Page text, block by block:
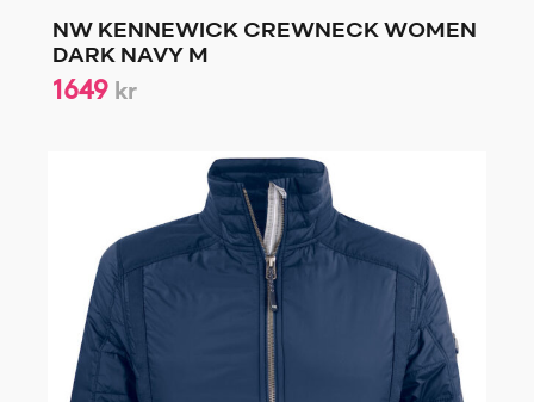
NW KENNEWICK CREWNECK WOMEN
DARK NAVY M
1649 kr